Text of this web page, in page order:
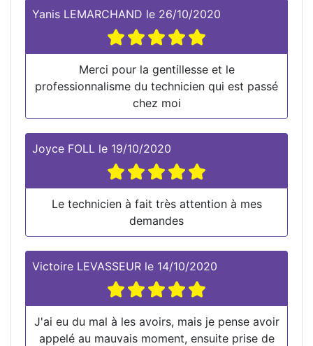
Yanis LEMARCHAND le 26/10/2020
Merci pour la gentillesse et le
professionnalisme du technicien qui est passé
chez moi
Joyce FOLL le 19/10/2020
Le technicien à fait très attention à mes
demandes
Victoire LEVASSEUR le 14/10/2020
J'ai eu du mal à les avoirs, mais je pense avoir
appelé au mauvais moment, ensuite prise de